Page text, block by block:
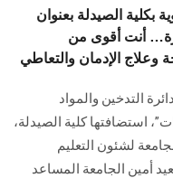
بكلية الصيدلة بعنوان
أنت أقوى من
وعلاج الإدمان والتعاطي
التدخين والمواد
استضافتها كلية الصيدلة،
لشئون التعليم
أمين الجامعة المساعد